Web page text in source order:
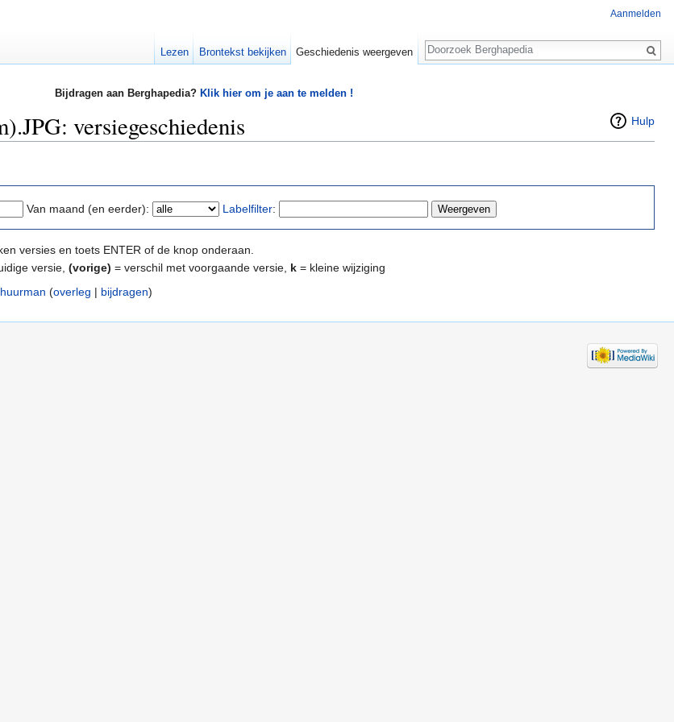
Bijdragen aan Berghapedia? Klik hier om je aan te melden !
Hulp
versiegeschiedenis
Van maand (en eerder): Labelfilter:
versies en toets ENTER of de knop onderaan.
versie, (vorige) = verschil met voorgaande versie, k = kleine wijziging
(overleg | bijdragen)
Aanmelden
Lezen Brontekst bekijken Geschiedenis weergeven
Zoeken